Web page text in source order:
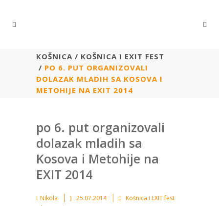
КОŠNICA / KOŠNICA I EXIT FEST
/ PO 6. PUT ORGANIZOVALI
DOLAZAK MLADIH SA KOSOVA I
METOHIJE NA EXIT 2014
po 6. put organizovali
dolazak mladih sa
Kosova i Metohije na
EXIT 2014
Nikola 25.07.2014
Košnica i EXIT fest